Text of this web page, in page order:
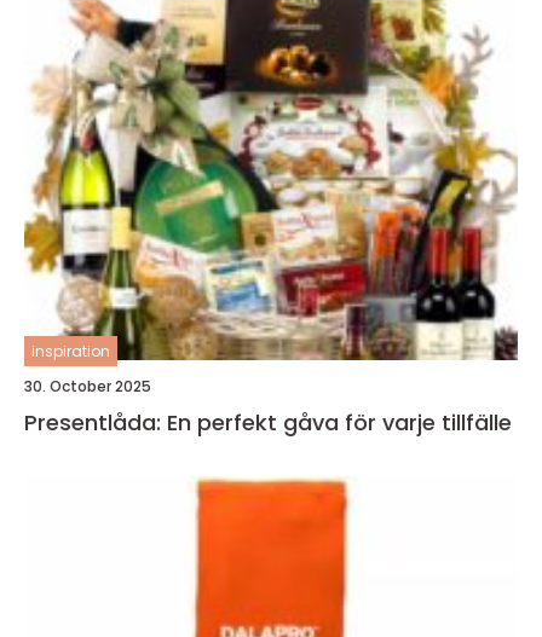
inspiration
30. October 2025
Presentlåda: En perfekt gåva för varje tillfälle